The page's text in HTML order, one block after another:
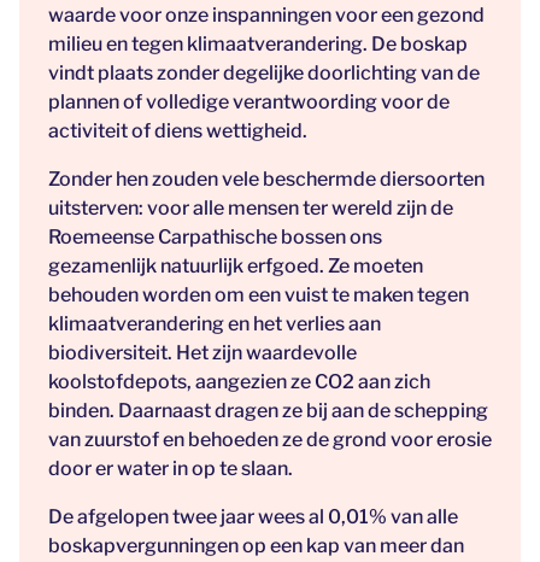
waarde voor onze inspanningen voor een gezond
milieu en tegen klimaatverandering. De boskap
vindt plaats zonder degelijke doorlichting van de
plannen of volledige verantwoording voor de
activiteit of diens wettigheid.
Zonder hen zouden vele beschermde diersoorten
uitsterven: voor alle mensen ter wereld zijn de
Roemeense Carpathische bossen ons
gezamenlijk natuurlijk erfgoed. Ze moeten
behouden worden om een vuist te maken tegen
klimaatverandering en het verlies aan
biodiversiteit. Het zijn waardevolle
koolstofdepots, aangezien ze CO2 aan zich
binden. Daarnaast dragen ze bij aan de schepping
van zuurstof en behoeden ze de grond voor erosie
door er water in op te slaan.
De afgelopen twee jaar wees al 0,01% van alle
boskapvergunningen op een kap van meer dan